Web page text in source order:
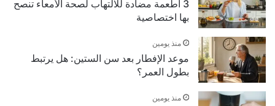
3 أطعمة مضادة للالتهاب لصحة الأمعاء تنصح
بها اختصاصية
منذ يومين
موعد الإفطار بعد سن الستين: هل يرتبط
بطول العمر؟
منذ يومين